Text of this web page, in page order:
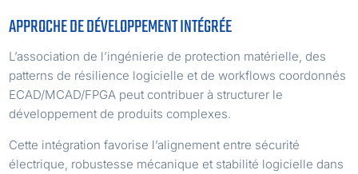
APPROCHE DE DÉVELOPPEMENT INTÉGRÉE
L’association de l’ingénierie de protection matérielle, des
patterns de résilience logicielle et de workflows coordonnés
ECAD/MCAD/FPGA peut contribuer à structurer le
développement de produits complexes.
Cette intégration favorise l’alignement entre sécurité
électrique, robustesse mécanique et stabilité logicielle dans